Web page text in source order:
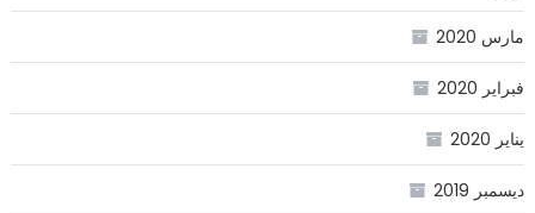
مارس 2020
فبراير 2020
يناير 2020
ديسمبر 2019